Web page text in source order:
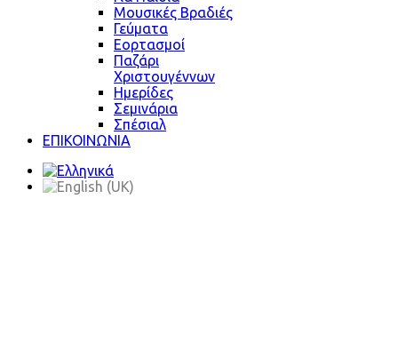
Μουσικές Βραδιές
Γεύματα
Εορτασμοί
Παζάρι
Χριστουγέννων
Ημερίδες
Σεμινάρια
Σπέσιαλ
ΕΠΙΚΟΙΝΩΝΙΑ